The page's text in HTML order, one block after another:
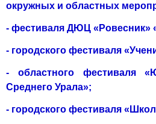
окружных и областных
- фестиваля ДЮЦ «Ровесник»
- городского фестиваля
- областного фестиваля
Среднего Урала»;
- городского фестиваля